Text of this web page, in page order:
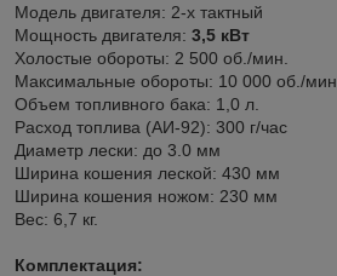
Модель двигателя: 2-х тактный
Мощность двигателя: 3,5 кВт
Холостые обороты: 2 500 об./мин.
Максимальные обороты: 10 000 об./мин.
Объем топливного бака: 1,0 л.
Расход топлива (АИ-92): 300 г/час
Диаметр лески: до 3.0 мм
Ширина кошения леской: 430 мм
Ширина кошения ножом: 230 мм
Вес: 6,7 кг.
Комплектация: